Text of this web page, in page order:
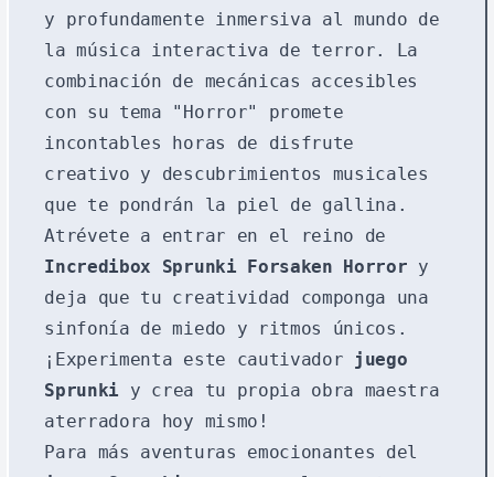
y profundamente inmersiva al mundo de
la música interactiva de terror. La
combinación de mecánicas accesibles
con su tema "Horror" promete
incontables horas de disfrute
creativo y descubrimientos musicales
que te pondrán la piel de gallina.
Atrévete a entrar en el reino de
Incredibox Sprunki Forsaken Horror y
deja que tu creatividad componga una
sinfonía de miedo y ritmos únicos.
¡Experimenta este cautivador
juego
Sprunki y crea tu propia obra maestra
aterradora hoy mismo!
Para más aventuras emocionantes del